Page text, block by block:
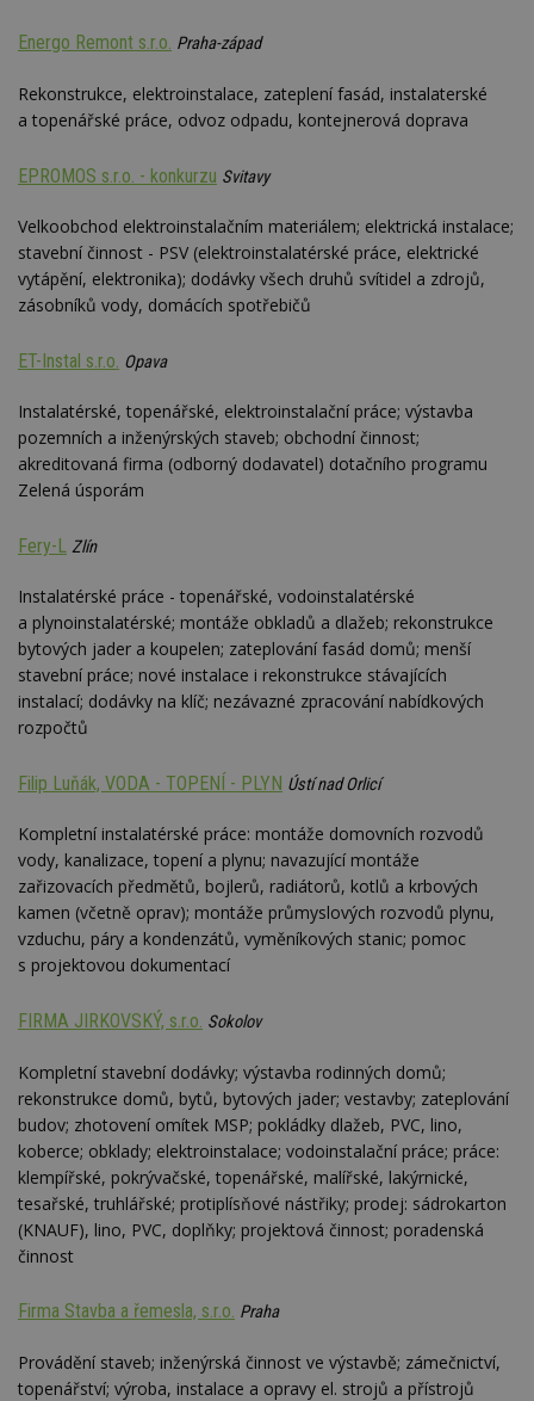
Energo Remont s.r.o. Praha-západ
Rekonstrukce, elektroinstalace, zateplení fasád, instalaterské
a topenářské práce, odvoz odpadu, kontejnerová doprava
EPROMOS s.r.o. - konkurzu Svitavy
Velkoobchod elektroinstalačním materiálem; elektrická instalace;
stavební činnost - PSV (elektroinstalatérské práce, elektrické
vytápění, elektronika); dodávky všech druhů svítidel a zdrojů,
zásobníků vody, domácích spotřebičů
ET-Instal s.r.o. Opava
Instalatérské, topenářské, elektroinstalační práce; výstavba
pozemních a inženýrských staveb; obchodní činnost;
akreditovaná firma (odborný dodavatel) dotačního programu
Zelená úsporám
Fery-L Zlín
Instalatérské práce - topenářské, vodoinstalatérské
a plynoinstalatérské; montáže obkladů a dlažeb; rekonstrukce
bytových jader a koupelen; zateplování fasád domů; menší
stavební práce; nové instalace i rekonstrukce stávajících
instalací; dodávky na klíč; nezávazné zpracování nabídkových
rozpočtů
Filip Luňák, VODA - TOPENÍ - PLYN Ústí nad Orlicí
Kompletní instalatérské práce: montáže domovních rozvodů
vody, kanalizace, topení a plynu; navazující montáže
zařizovacích předmětů, bojlerů, radiátorů, kotlů a krbových
kamen (včetně oprav); montáže průmyslových rozvodů plynu,
vzduchu, páry a kondenzátů, vyměníkových stanic; pomoc
s projektovou dokumentací
FIRMA JIRKOVSKÝ, s.r.o. Sokolov
Kompletní stavební dodávky; výstavba rodinných domů;
rekonstrukce domů, bytů, bytových jader; vestavby; zateplování
budov; zhotovení omítek MSP; pokládky dlažeb, PVC, lino,
koberce; obklady; elektroinstalace; vodoinstalační práce; práce:
klempířské, pokrývačské, topenářské, malířské, lakýrnické,
tesařské, truhlářské; protiplísňové nástřiky; prodej: sádrokarton
(KNAUF), lino, PVC, doplňky; projektová činnost; poradenská
činnost
Firma Stavba a řemesla, s.r.o. Praha
Provádění staveb; inženýrská činnost ve výstavbě; zámečnictví,
topenářství; výroba, instalace a opravy el. strojů a přístrojů